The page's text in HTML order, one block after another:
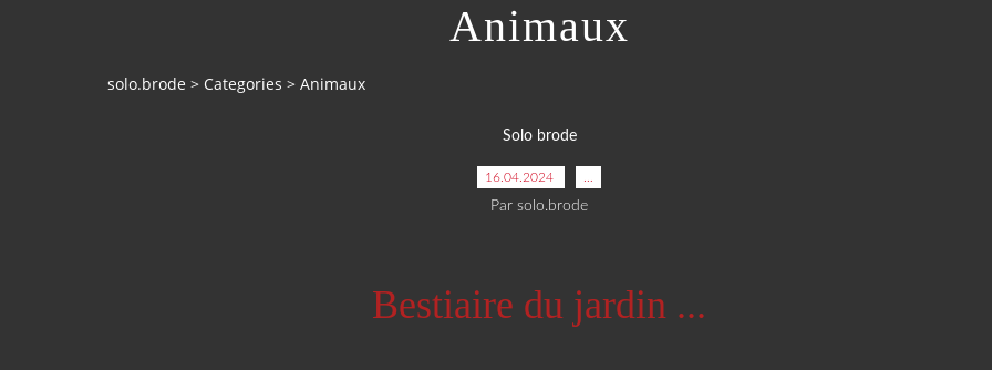
Animaux
solo.brode > Categories > Animaux
Solo brode
16.04.2024
Par solo.brode
Bestiaire du jardin ...